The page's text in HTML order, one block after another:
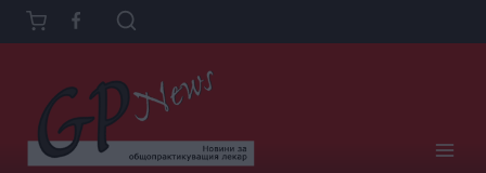
Към
съдържанието